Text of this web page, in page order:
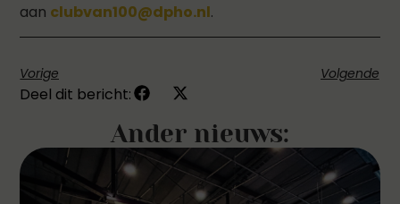
aan clubvan100@dpho.nl.
Vorige Volgende
Deel dit bericht:
Ander nieuws: